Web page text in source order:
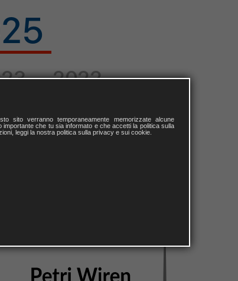
2022
2019
sito verranno temporaneamente memorizzate alcune
importante che tu sia informato e che accetti la politica sulla
leggi la nostra politica sulla privacy e sui cookie.